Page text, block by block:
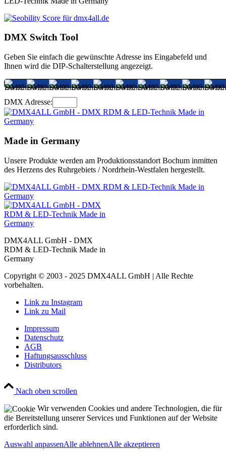
DMX Switch Tool
Geben Sie einfach die gewünschte Adresse ins Eingabefeld und
Ihnen wird die DIP-Schalterstellung angezeigt.
DMX Adresse:
Made in Germany
Unsere Produkte werden am Produktionsstandort Bochum inmitten
des Herzens des Ruhrgebiets / Nordrhein-Westfalen hergestellt.
DMX4ALL GmbH - DMX
RDM & LED-Technik Made in
Germany
Copyright © 2003 - 2025 DMX4ALL GmbH | Alle Rechte
vorbehalten.
Link zu Instagram
Link zu Mail
Impressum
Datenschutz
AGB
Haftungsausschluss
Distributors
Nach oben scrollen
Wir verwenden Cookies und andere Technologien, die für
die Bereitstellung unserer Services und Funktionen auf der Website
erforderlich sind.
Auswahl anpassenAlle ablehnenAlle akzeptieren